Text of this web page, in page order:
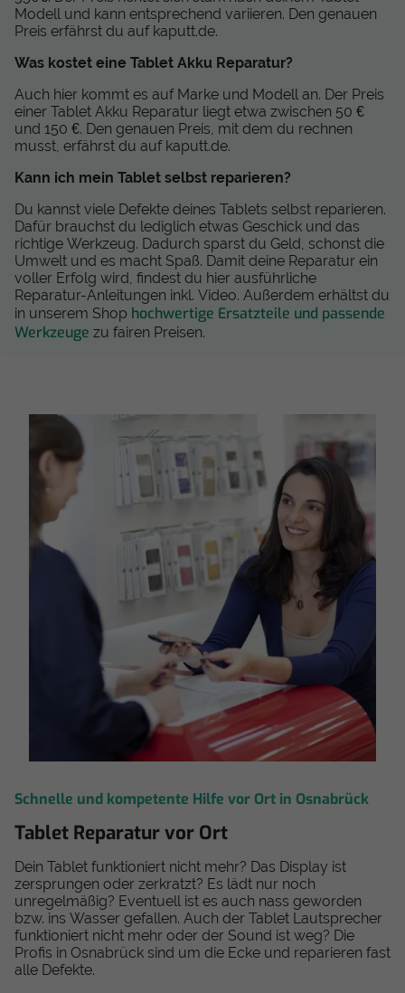
Modell und kann entsprechend variieren. Den genauen
Preis erfährst du auf kaputt.de.
Was kostet eine Tablet Akku Reparatur?
Auch hier kommt es auf Marke und Modell an. Der Preis
einer Tablet Akku Reparatur liegt etwa zwischen 50 €
und 150 €. Den genauen Preis, mit dem du rechnen
musst, erfährst du auf kaputt.de.
Kann ich mein Tablet selbst reparieren?
Du kannst viele Defekte deines Tablets selbst reparieren.
Dafür brauchst du lediglich etwas Geschick und das
richtige Werkzeug. Dadurch sparst du Geld, schonst die
Umwelt und es macht Spaß. Damit deine Reparatur ein
voller Erfolg wird, findest du hier ausführliche
Reparatur-Anleitungen inkl. Video. Außerdem erhältst du
in unserem Shop hochwertige Ersatzteile und passende
Werkzeuge zu fairen Preisen.
Schnelle und kompetente Hilfe vor Ort in Osnabrück
Tablet Reparatur vor Ort
Dein Tablet funktioniert nicht mehr? Das Display ist
zersprungen oder zerkratzt? Es lädt nur noch
unregelmäßig? Eventuell ist es auch nass geworden
bzw. ins Wasser gefallen. Auch der Tablet Lautsprecher
funktioniert nicht mehr oder der Sound ist weg? Die
Profis in Osnabrück sind um die Ecke und reparieren fast
alle Defekte.